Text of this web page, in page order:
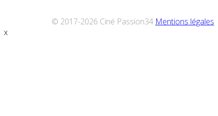
© 2017-2026 Ciné Passion34 Mentions légales
x